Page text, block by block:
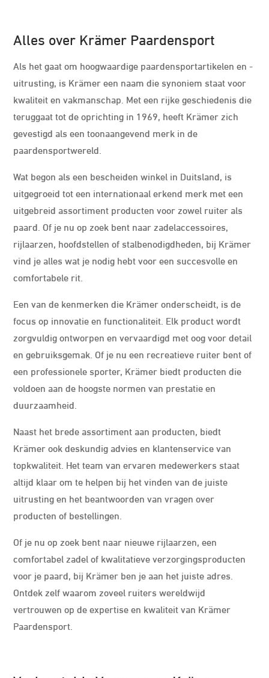
Alles over Krämer Paardensport
Als het gaat om hoogwaardige paardensportartikelen en -
uitrusting, is Krämer een naam die synoniem staat voor
kwaliteit en vakmanschap. Met een rijke geschiedenis die
teruggaat tot de oprichting in 1969, heeft Krämer zich
gevestigd als een toonaangevend merk in de
paardensportwereld.
Wat begon als een bescheiden winkel in Duitsland, is
uitgegroeid tot een internationaal erkend merk met een
uitgebreid assortiment producten voor zowel ruiter als
paard. Of je nu op zoek bent naar zadelaccessoires,
rijlaarzen, hoofdstellen of stalbenodigdheden, bij Krämer
vind je alles wat je nodig hebt voor een succesvolle en
comfortabele rit.
Een van de kenmerken die Krämer onderscheidt, is de
focus op innovatie en functionaliteit. Elk product wordt
zorgvuldig ontworpen en vervaardigd met oog voor detail
en gebruiksgemak. Of je nu een recreatieve ruiter bent of
een professionele sporter, Krämer biedt producten die
voldoen aan de hoogste normen van prestatie en
duurzaamheid.
Naast het brede assortiment aan producten, biedt
Krämer ook deskundig advies en klantenservice van
topkwaliteit. Het team van ervaren medewerkers staat
altijd klaar om te helpen bij het vinden van de juiste
uitrusting en het beantwoorden van vragen over
producten of bestellingen.
Of je nu op zoek bent naar nieuwe rijlaarzen, een
comfortabel zadel of kwalitatieve verzorgingsproducten
voor je paard, bij Krämer ben je aan het juiste adres.
Ontdek zelf waarom zoveel ruiters wereldwijd
vertrouwen op de expertise en kwaliteit van Krämer
Paardensport.